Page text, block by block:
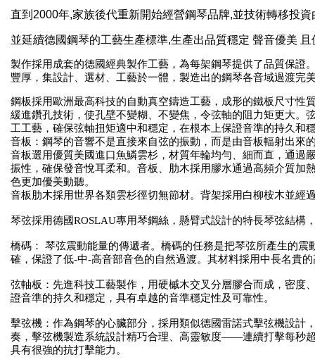
直到2000年,家族後代重新開始經營鋼琴品牌,並技術轉移投資
並延續德國鋼琴的工藝生產標準,生產出品質穩定 聲音優美
製作採用成套的德國經典製作工藝，為每架鋼琴提供了品質保證
豐厚，集設計、選材、工藝於一體，製造出的鋼琴各音域過渡完
鋼板採用歐洲最高科技的自動真空鑄造工藝，成形的鐵板尺寸性
緩進鑽孔技術，使孔壁不變糊、不變焦，令弦軸的阻力矩更大。
工工藝，確保弦軸扭矩適中和穩定，在根本上保證音準的持久和
音板：鋼琴的音響不是直接來自弦的振動，而是由音板輻射出來
音板選用優質美國進口魚鱗雲杉，材質年輪均勻、細而直，通過
振性，確保發音悅耳柔和。 音板、肋木採用膠水通過高頻介質加
色更加優美動聽。
音板肋木採用世界各類雲杉徑切無節材。 背架採用白柳桉木並經
琴弦採用德國ROSLAU專用琴鋼絲，懸臂式設計的特長琴弦結構
橋碼： 琴弦震動能量的傳遞者。 橋碼的任務是把琴弦所產生的震
確，保證了低-中-高音部音色的自然過渡。 其材料採用中長名貴
弦軸板：先進科技工藝製作，用硬槭木交叉分層膠合而成，密度
證音準的持久和穩定，具有卓越的音準穩定性及可靠性。
擊弦機：作為鋼琴的心臟部分，採用類似德國雷諾式擊弦機設計
奏，擊弦機製造系統設計精巧合理、 高靈敏度——連續打擊每秒
具有很強的抗打擊能力。